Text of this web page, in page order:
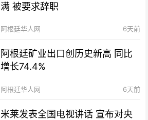
满 被要求辞职
阿根廷华人网 6天前
阿根廷矿业出口创历史新高 同比
增长74.4%
阿根廷华人网 6天前
米莱发表全国电视讲话 宣布对央